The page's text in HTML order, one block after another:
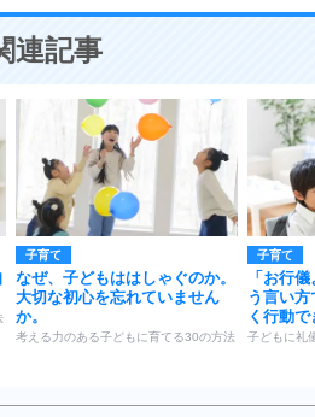
切。
連記事
子育て
なぜ、子どもははしゃぐのか。
大切な初心を忘れていません
か。
考える力のある子どもに育てる30の方法
子育て
「お行
う言い
く行動
子どもに礼